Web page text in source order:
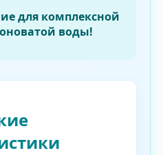
для комплексной
воды!